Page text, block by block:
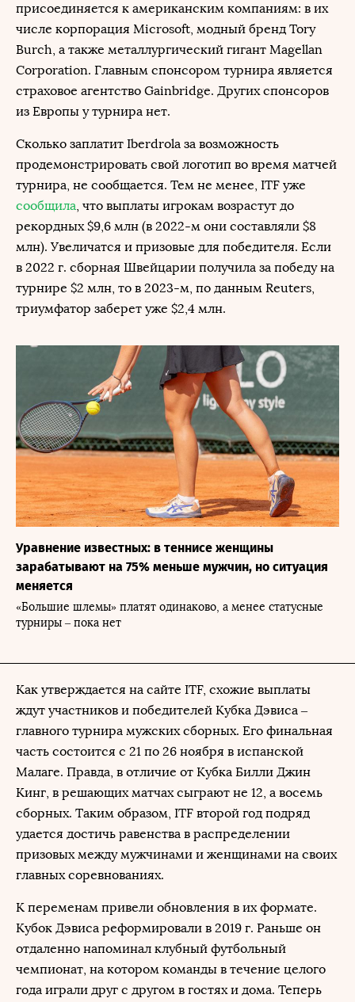
присоединяется к американским компаниям: в их
числе корпорация Microsoft, модный бренд Tory
Burch, а также металлургический гигант Magellan
Corporation. Главным спонсором турнира является
страховое агентство Gainbridge. Других спонсоров
из Европы у турнира нет.
Сколько заплатит Iberdrola за возможность
продемонстрировать свой логотип во время матчей
турнира, не сообщается. Тем не менее, ITF уже
сообщила, что выплаты игрокам возрастут до
рекордных $9,6 млн (в 2022-м они составляли $8
млн). Увеличатся и призовые для победителя. Если
в 2022 г. сборная Швейцарии получила за победу на
турнире $2 млн, то в 2023-м, по данным Reuters,
триумфатор заберет уже $2,4 млн.
Уравнение известных: в теннисе женщины
зарабатывают на 75% меньше мужчин, но ситуация
меняется
«Большие шлемы» платят одинаково, а менее статусные
турниры – пока нет
Как утверждается на сайте ITF, схожие выплаты
ждут участников и победителей Кубка Дэвиса –
главного турнира мужских сборных. Его финальная
часть состоится с 21 по 26 ноября в испанской
Малаге. Правда, в отличие от Кубка Билли Джин
Кинг, в решающих матчах сыграют не 12, а восемь
сборных. Таким образом, ITF второй год подряд
удается достичь равенства в распределении
призовых между мужчинами и женщинами на своих
главных соревнованиях.
К переменам привели обновления в их формате.
Кубок Дэвиса реформировали в 2019 г. Раньше он
отдаленно напоминал клубный футбольный
чемпионат, на котором команды в течение целого
года играли друг с другом в гостях и дома. Теперь